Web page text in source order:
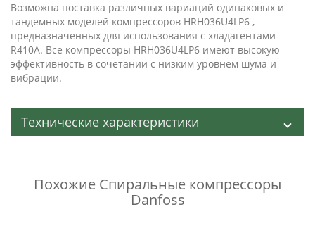
Возможна поставка различных вариаций одинаковых и
тандемных моделей компрессоров HRH036U4LP6 ,
предназначенных для использования с хладагентами
R410A. Все компрессоры HRH036U4LP6 имеют высокую
эффективность в сочетании с низким уровнем шума и
вибрации.
Технические характеристики
Похожие Спиральные компрессоры
Danfoss